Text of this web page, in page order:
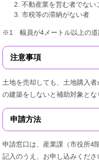
不動産業を営む者でない
市税等の滞納がない者
※1 幅員が4メートル以上の道
注意事項
土地を売却しても、土地購入
の建築をしないと補助対象とな
申請方法
申請窓口は、産業課（市役所4
記入のうえ、お申し込みくださ